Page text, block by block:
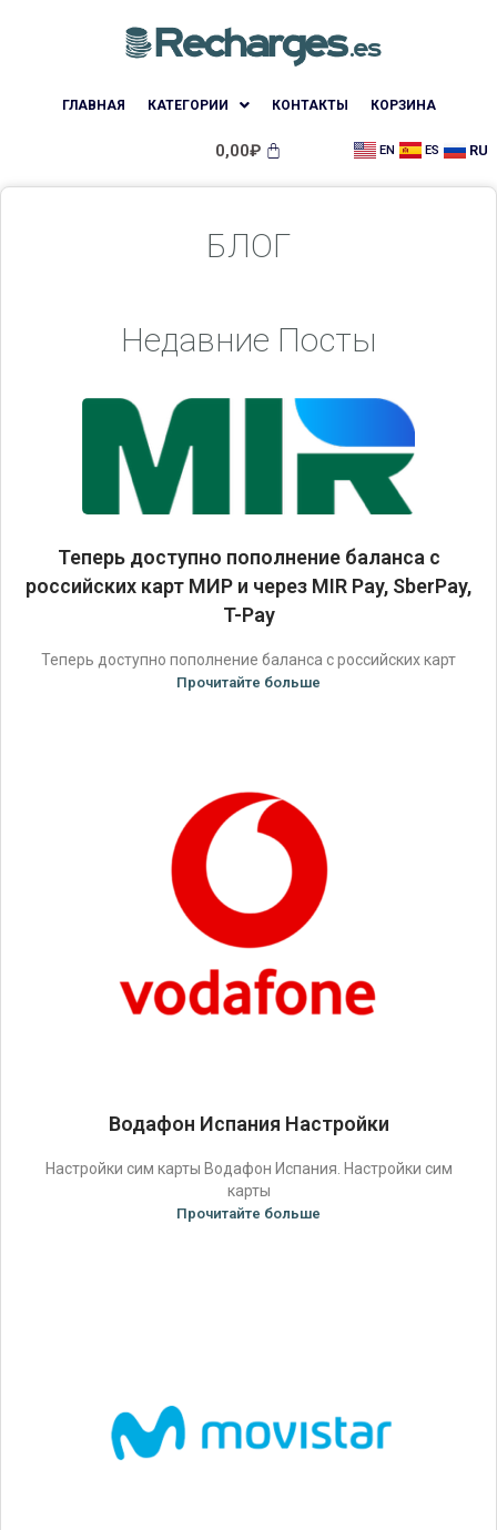
ГЛАВНАЯ КАТЕГОРИИ КОНТАКТЫ КОРЗИНА
0,00₽ EN ES RU
БЛОГ
Недавние Посты
Теперь доступно пополнение баланса с
российских карт МИР и через MIR Pay, SberPay,
T-Pay
Теперь доступно пополнение баланса с российских карт
Прочитайте больше
Водафон Испания Настройки
Настройки сим карты Водафон Испания. Настройки сим
карты
Прочитайте больше